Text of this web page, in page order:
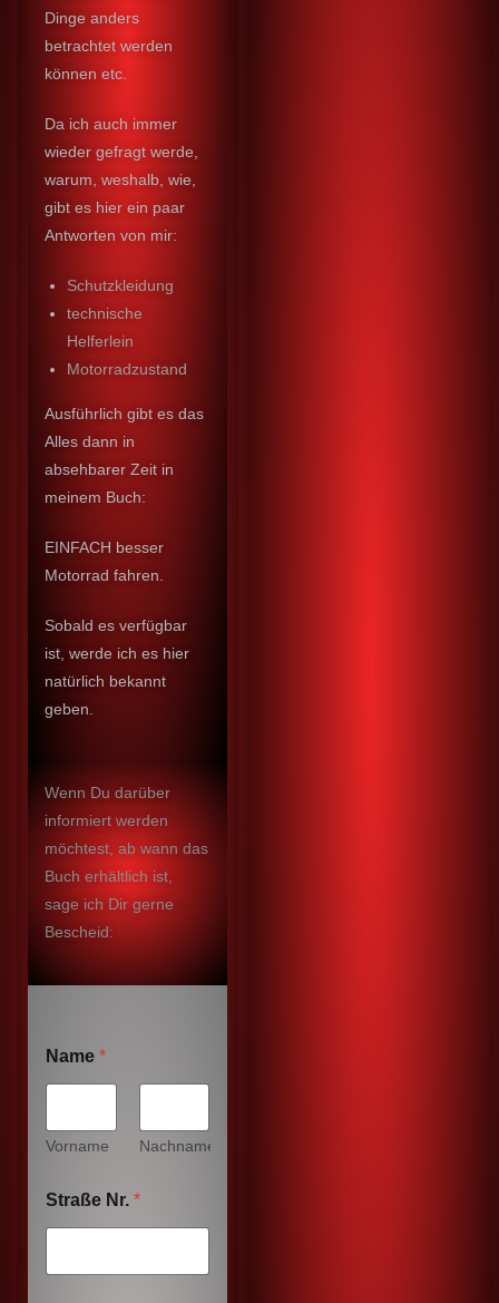
Dinge anders
betrachtet werden
können etc.
Da ich auch immer
wieder gefragt werde,
warum, weshalb, wie,
gibt es hier ein paar
Antworten von mir:
Schutzkleidung
technische
Helferlein
Motorradzustand
Ausführlich gibt es das
Alles dann in
absehbarer Zeit in
meinem Buch:
EINFACH besser
Motorrad fahren.
Sobald es verfügbar
ist, werde ich es hier
natürlich bekannt
geben.
Wenn Du darüber
informiert werden
möchtest, ab wann das
Buch erhältlich ist,
sage ich Dir gerne
Bescheid:
Name *
Vorname Nachname
o
m
e
Straße Nr. *